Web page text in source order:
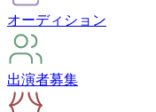
オーディション
出演者募集